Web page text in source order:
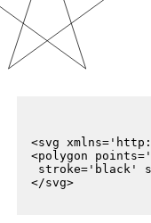
<svg
<polygon
stroke='black'